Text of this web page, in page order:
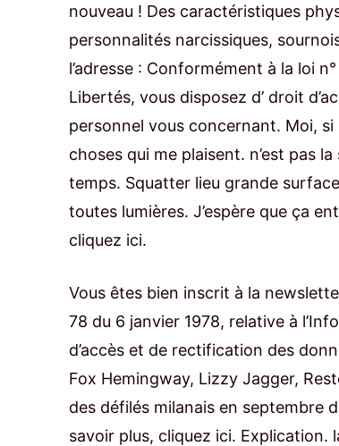
nouveau ! Des caractéristiques
personnalités narcissiques,
l’adresse : Conformément à la loi
Libertés, vous disposez d’ droit
personnel vous concernant. Moi, si
choses qui me plaisent. n’est pas
temps. Squatter lieu grande
toutes lumières. J’espère que ça
cliquez ici.
Vous êtes bien inscrit à la
78 du 6 janvier 1978, relative à
d’accès et de rectification des
Fox Hemingway, Lizzy Jagger,
des défilés milanais en septembre
savoir plus, cliquez ici.